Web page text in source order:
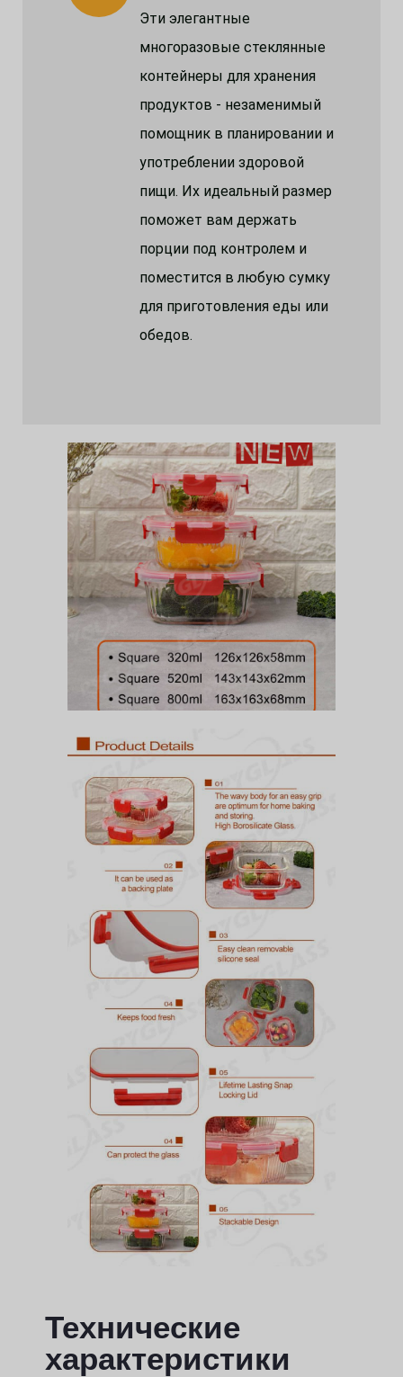
Эти элегантные
многоразовые стеклянные
контейнеры для хранения
продуктов - незаменимый
помощник в планировании и
употреблении здоровой
пищи. Их идеальный размер
поможет вам держать
порции под контролем и
поместится в любую сумку
для приготовления еды или
обедов.
Технические
характеристики